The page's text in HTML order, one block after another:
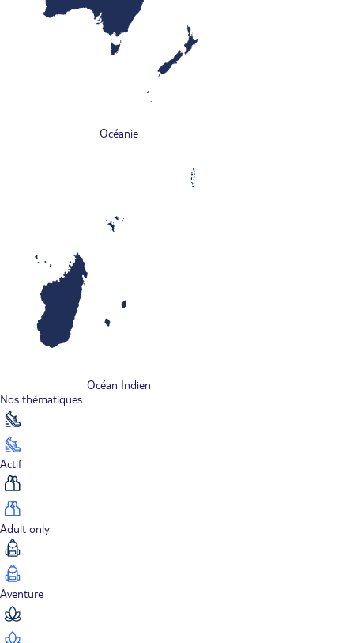
Océanie
Océan Indien
Nos thématiques
Actif
Adult only
Aventure